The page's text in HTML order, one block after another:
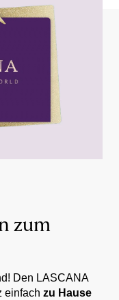
zum
Den LASCANA
einfach zu Hause